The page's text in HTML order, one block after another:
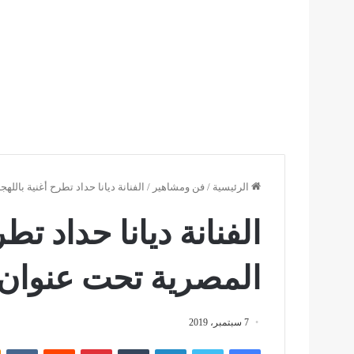
الرئيسية / فن ومشاهير / الفنانة ديانا حداد تطرح أغنية
الفنانة ديانا حداد
المصرية تحت
7 سبتمبر، 2019
فيسبوك تويتر لينكدإن بينتيريست